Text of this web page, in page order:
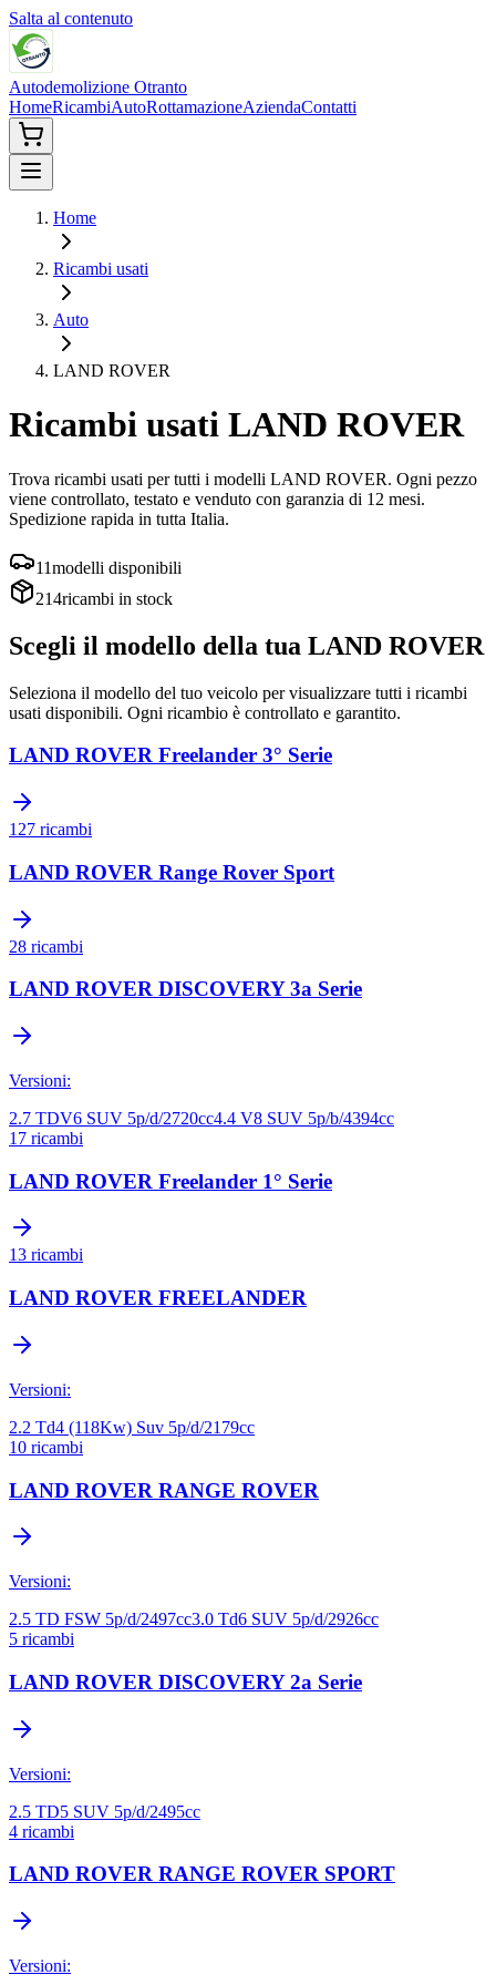
Salta al contenuto
Autodemolizione Otranto
HomeRicambiAutoRottamazioneAziendaContatti
Home
Ricambi usati
Auto
LAND ROVER
Ricambi usati LAND ROVER
Trova ricambi usati per tutti i modelli LAND ROVER. Ogni pezzo
viene controllato, testato e venduto con garanzia di 12 mesi.
Spedizione rapida in tutta Italia.
11modelli disponibili
214ricambi in stock
Scegli il modello della tua LAND ROVER
Seleziona il modello del tuo veicolo per visualizzare tutti i ricambi
usati disponibili. Ogni ricambio è controllato e garantito.
LAND ROVER Freelander 3° Serie
127 ricambi
LAND ROVER Range Rover Sport
28 ricambi
LAND ROVER DISCOVERY 3a Serie
Versioni:
2.7 TDV6 SUV 5p/d/2720cc4.4 V8 SUV 5p/b/4394cc
17 ricambi
LAND ROVER Freelander 1° Serie
13 ricambi
LAND ROVER FREELANDER
Versioni:
2.2 Td4 (118Kw) Suv 5p/d/2179cc
10 ricambi
LAND ROVER RANGE ROVER
Versioni:
2.5 TD FSW 5p/d/2497cc3.0 Td6 SUV 5p/d/2926cc
5 ricambi
LAND ROVER DISCOVERY 2a Serie
Versioni:
2.5 TD5 SUV 5p/d/2495cc
4 ricambi
LAND ROVER RANGE ROVER SPORT
Versioni: